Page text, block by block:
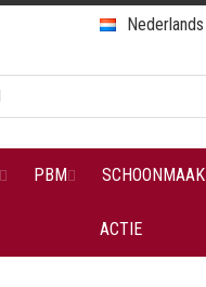
Nederlands
PBM SCHOONMAAK
ACTIE